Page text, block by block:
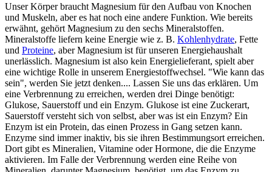
Unser Körper braucht Magnesium für den Aufbau von Knochen
und Muskeln, aber es hat noch eine andere Funktion. Wie bereits
erwähnt, gehört Magnesium zu den sechs Mineralstoffen.
Mineralstoffe liefern keine Energie wie z. B. Kohlenhydrate, Fette
und Proteine, aber Magnesium ist für unseren Energiehaushalt
unerlässlich. Magnesium ist also kein Energielieferant, spielt aber
eine wichtige Rolle in unserem Energiestoffwechsel. "Wie kann das
sein", werden Sie jetzt denken.... Lassen Sie uns das erklären. Um
eine Verbrennung zu erreichen, werden drei Dinge benötigt:
Glukose, Sauerstoff und ein Enzym. Glukose ist eine Zuckerart,
Sauerstoff versteht sich von selbst, aber was ist ein Enzym? Ein
Enzym ist ein Protein, das einen Prozess in Gang setzen kann.
Enzyme sind immer inaktiv, bis sie ihren Bestimmungsort erreichen.
Dort gibt es Mineralien, Vitamine oder Hormone, die die Enzyme
aktivieren. Im Falle der Verbrennung werden eine Reihe von